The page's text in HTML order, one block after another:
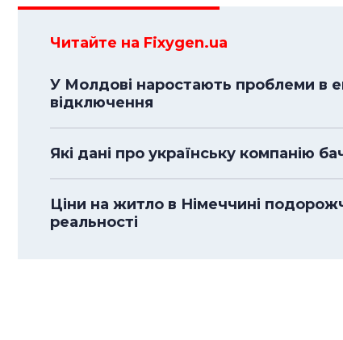
Читайте на Fixygen.ua
У Молдові наростають проблеми в
відключення
Які дані про українську компанію
Ціни на житло в Німеччині
реальності